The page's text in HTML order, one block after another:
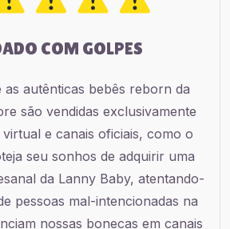
COM GOLPES
as autênticas bebês reborn da
são vendidas exclusivamente
e canais oficiais, como o
seu sonhos de adquirir uma
da Lanny Baby, atentando-
pessoas mal-intencionadas na
nossas bonecas em canais